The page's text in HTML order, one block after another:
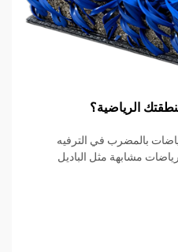
الرياضية؟
بالمضرب في الترفيه
مشابهة مثل الباديل